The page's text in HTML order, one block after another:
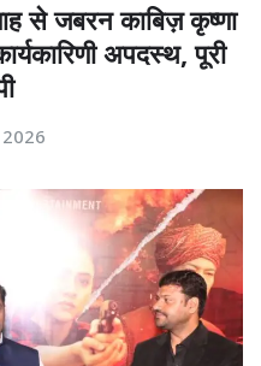
से जबरन काबिज़ कृष्णा
अपदस्थ, पूरी
2026